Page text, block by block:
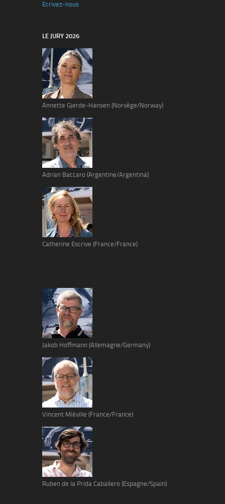
Ecrivez-nous
LE JURY 2026
Annette Gjerde-Hansen (Norvège/Norway)
Adrian Baccaro (Argentine/Argentina)
Catherine Escrive (France/France)
Jakob Hoffmann (Allemagne/Germany)
Vincent Miéville (France/France)
Ruben de la Prida Caballero (Espagne/Spain)